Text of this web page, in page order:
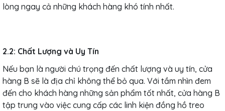
lòng ngay cả những khách hàng khó tính nhất.
2.2: Chất Lượng và Uy Tín
Nếu bạn là người chú trọng đến chất lượng và uy tín, cửa
hàng B sẽ là địa chỉ không thể bỏ qua. Với tầm nhìn đem
đến cho khách hàng những sản phẩm tốt nhất, cửa hàng B
tập trung vào việc cung cấp các linh kiện đồng hồ treo